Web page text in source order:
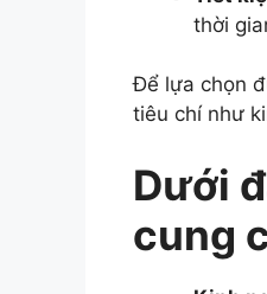
thời
Để lựa chọn
tiêu chí như
Dưới
cung